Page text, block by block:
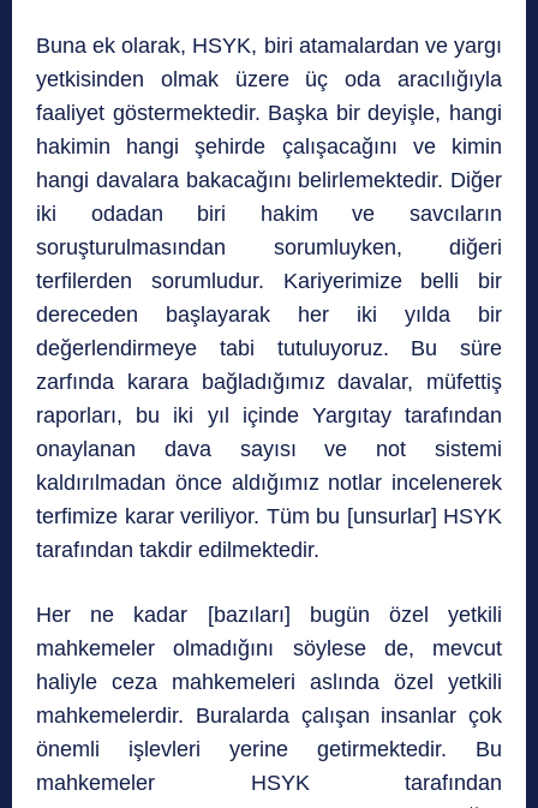
Buna ek olarak, HSYK, biri atamalardan ve yargı
yetkisinden olmak üzere üç oda aracılığıyla
faaliyet göstermektedir. Başka bir deyişle, hangi
hakimin hangi şehirde çalışacağını ve kimin
hangi davalara bakacağını belirlemektedir. Diğer
iki odadan biri hakim ve savcıların
soruşturulmasından sorumluyken, diğeri
terfilerden sorumludur. Kariyerimize belli bir
dereceden başlayarak her iki yılda bir
değerlendirmeye tabi tutuluyoruz. Bu süre
zarfında karara bağladığımız davalar, müfettiş
raporları, bu iki yıl içinde Yargıtay tarafından
onaylanan dava sayısı ve not sistemi
kaldırılmadan önce aldığımız notlar incelenerek
terfimize karar veriliyor. Tüm bu [unsurlar] HSYK
tarafından takdir edilmektedir.
Her ne kadar [bazıları] bugün özel yetkili
mahkemeler olmadığını söylese de, mevcut
haliyle ceza mahkemeleri aslında özel yetkili
mahkemelerdir. Buralarda çalışan insanlar çok
önemli işlevleri yerine getirmektedir. Bu
mahkemeler HSYK tarafından